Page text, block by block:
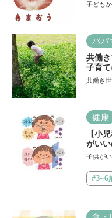
子ども
パパ
共働
子育
共働き
健康
【小
がいい
子供が
#3~6